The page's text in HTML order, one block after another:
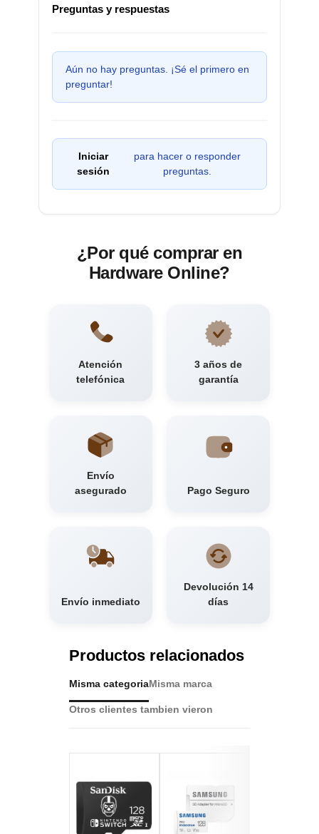
Preguntas y respuestas
Aún no hay preguntas. ¡Sé el primero en
preguntar!
Iniciar
sesión
para hacer o responder
preguntas.
¿Por qué comprar en
Hardware Online?
Atención
telefónica
3 años de
garantía
Envío
asegurado
Pago Seguro
Envío inmediato
Devolución 14
días
Productos relacionados
Misma categoriaMisma marca
Otros clientes tambien vieron